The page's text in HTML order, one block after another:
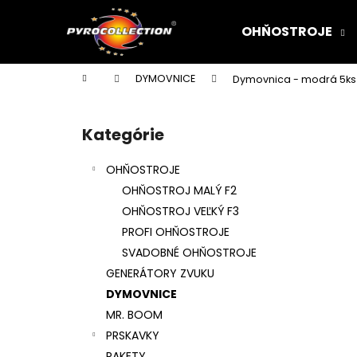
OHŇOSTROJE
Domov DYMOVNICE Dymovnica - modrá 5ks
Preskočiť
kategórie
Kategórie
OHŇOSTROJE
OHŇOSTROJ MALÝ F2
OHŇOSTROJ VEĽKÝ F3
PROFI OHŇOSTROJE
SVADOBNÉ OHŇOSTROJE
GENERÁTORY ZVUKU
DYMOVNICE
MR. BOOM
PRSKAVKY
í
Späť
do
Späť
do